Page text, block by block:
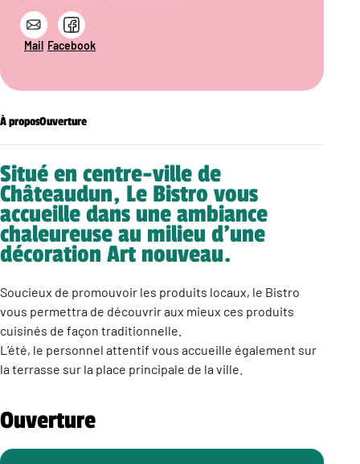
Mail Facebook
À proposOuverture
Situé en centre-ville de
Châteaudun, Le Bistro vous
accueille dans une ambiance
chaleureuse au milieu d’une
décoration Art nouveau.
Soucieux de promouvoir les produits locaux, le Bistro
vous permettra de découvrir aux mieux ces produits
cuisinés de façon traditionnelle.
L’été, le personnel attentif vous accueille également sur
la terrasse sur la place principale de la ville.
Ouverture